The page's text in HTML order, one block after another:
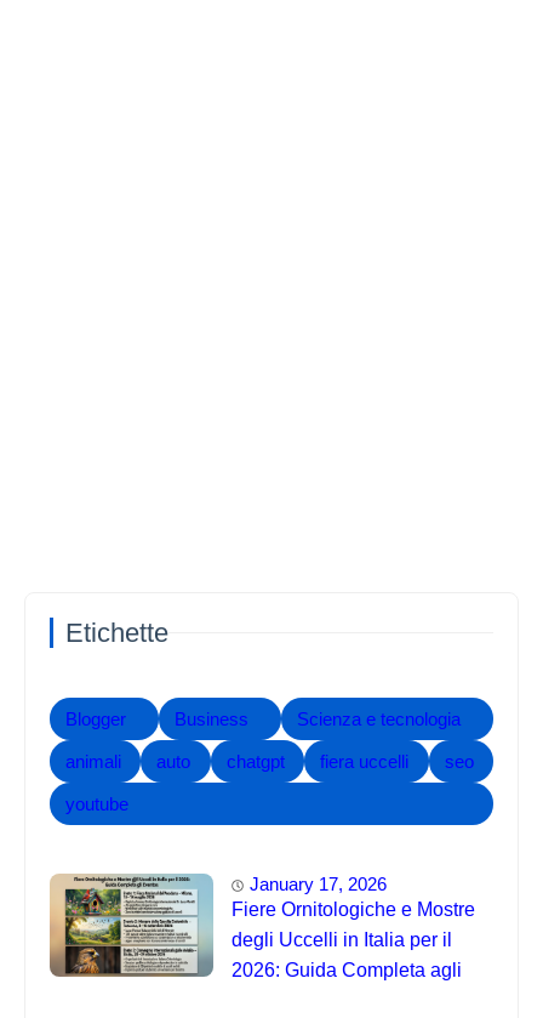
Etichette
Blogger Business Scienza e tecnologia
animali auto chatgpt fiera uccelli seo
youtube
January 17, 2026
Fiere Ornitologiche e Mostre
degli Uccelli in Italia per il
2026: Guida Completa agli